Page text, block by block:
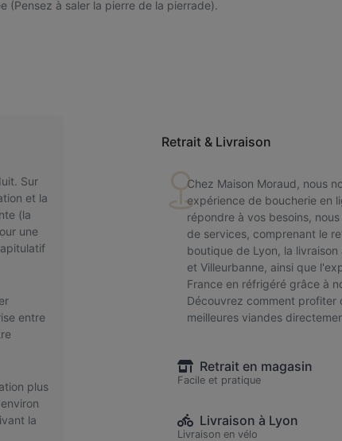
(Pensez à saler la pierre de la pierrade).
Sur
et la
(la
une
entre
plus
la
Retrait & Livraison
Chez Maison Moraud, nous
expérience de boucherie en
répondre à vos besoins,
de services, comprenant le
boutique de Lyon, la
et Villeurbanne, ainsi que
France en réfrigéré grâce à
Découvrez comment profiter
meilleures viandes
Retrait en magasin
Facile et pratique
Livraison à Lyon
Livraison en vélo